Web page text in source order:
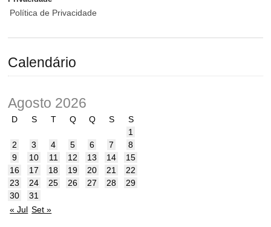
Política de Privacidade
Calendário
Agosto 2026
D S T Q Q S
S
1
2
3 4 5 6 7
8
9
10 11 12 13 14
15
16
17 18 19 20 21
22
23
24 25 26 27 28
29
30
31
« Jul Set »